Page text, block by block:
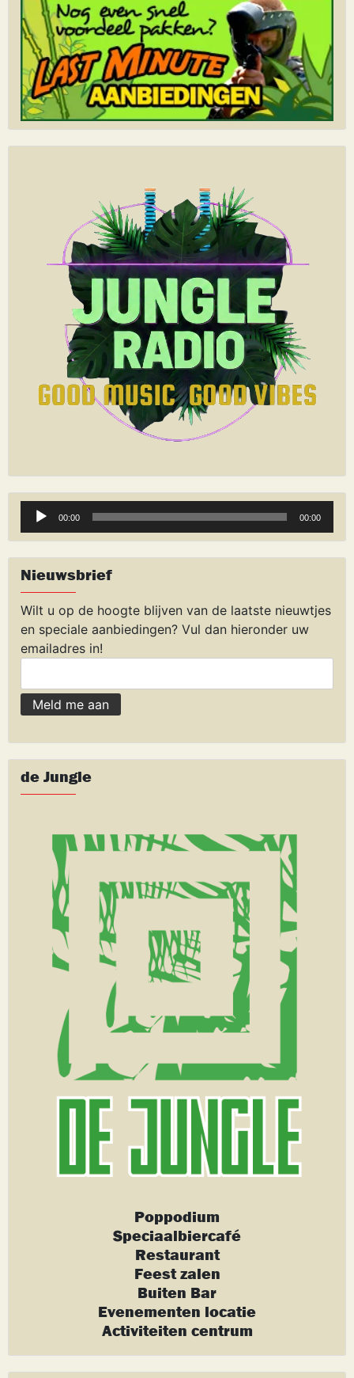
Audiospeler
00:00 00:00
Nieuwsbrief
Wilt u op de hoogte blijven van de laatste nieuwtjes
en speciale aanbiedingen? Vul dan hieronder uw
emailadres in!
de Jungle
Poppodium
Speciaalbiercafé
Restaurant
Feest zalen
Buiten Bar
Evenementen locatie
Activiteiten centrum